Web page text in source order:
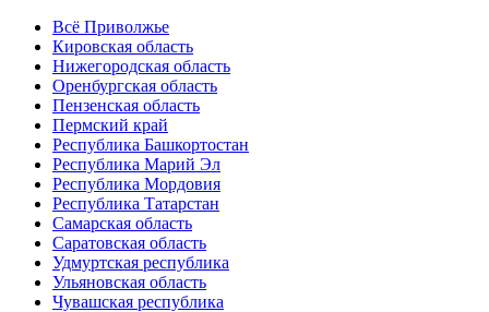
Всё Приволжье
Кировская область
Нижегородская область
Оренбургская область
Пензенская область
Пермский край
Республика Башкортостан
Республика Марий Эл
Республика Мордовия
Республика Татарстан
Самарская область
Саратовская область
Удмуртская республика
Ульяновская область
Чувашская республика